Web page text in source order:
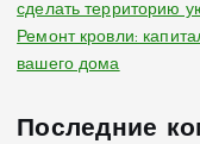
сделать территорию
Ремонт кровли:
вашего дома
Последние